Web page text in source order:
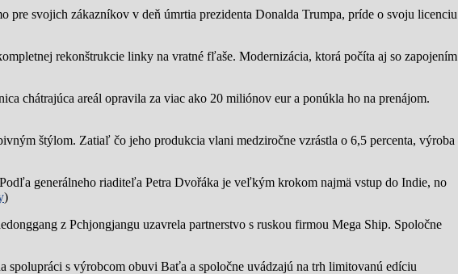
pre svojich zákazníkov v deň úmrtia prezidenta Donalda Trumpa, príde o svoju licenciu
rekonštrukcie linky na vratné fľaše. Modernizácia, ktorá počíta aj so zapojením
chátrajúca areál opravila za viac ako 20 miliónov eur a ponúkla ho na prenájom.
štýlom. Zatiaľ čo jeho produkcia vlani medziročne vzrástla o 6,5 percenta, výroba
generálneho riaditeľa Petra Dvořáka je veľkým krokom najmä vstup do Indie, no
)
z Pchjongjangu uzavrela partnerstvo s ruskou firmou Mega Ship. Spoločne
spolupráci s výrobcom obuvi Baťa a spoločne uvádzajú na trh limitovanú edíciu